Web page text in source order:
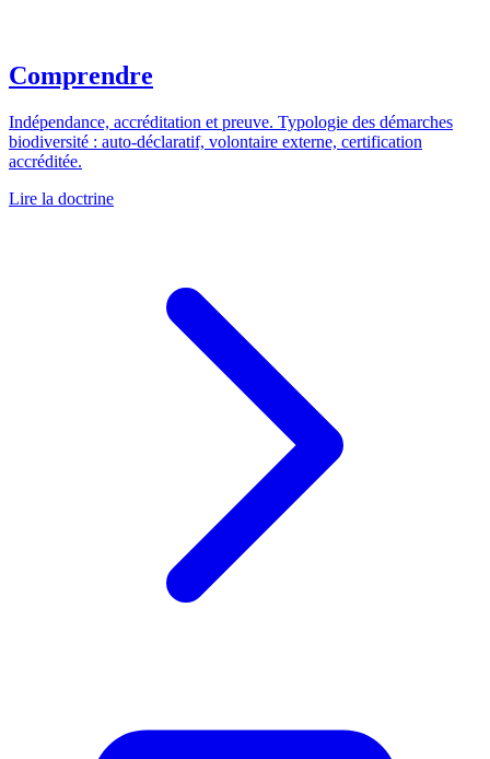
Comprendre
Indépendance, accréditation et preuve. Typologie des démarches
biodiversité : auto-déclaratif, volontaire externe, certification
accréditée.
Lire la doctrine